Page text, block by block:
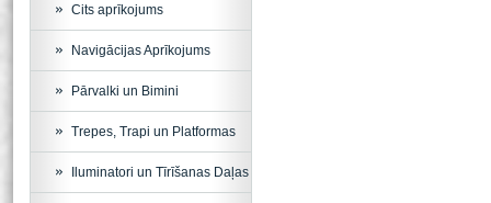
Cits aprīkojums
Navigācijas Aprīkojums
Pārvalki un Bimini
Trepes, Trapi un Platformas
Iluminatori un Tīrīšanas Daļas